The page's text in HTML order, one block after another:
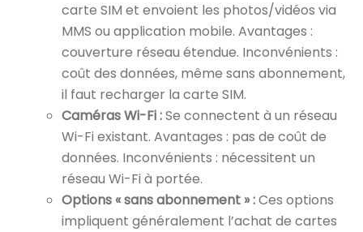
carte SIM et envoient les photos/vidéos via
MMS ou application mobile. Avantages :
couverture réseau étendue. Inconvénients :
coût des données, même sans abonnement,
il faut recharger la carte SIM.
Caméras Wi-Fi :Se connectent à un réseau
Wi-Fi existant. Avantages : pas de coût de
données. Inconvénients : nécessitent un
réseau Wi-Fi à portée.
Options « sans abonnement » :Ces options
impliquent généralement l’achat de cartes